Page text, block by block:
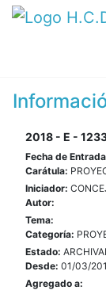
2018 - E -
Fecha de
Carátula:
Iniciador:
Autor:
Tema:
Categoría:
Estado:
Desde: 01/03/
Agregado a: